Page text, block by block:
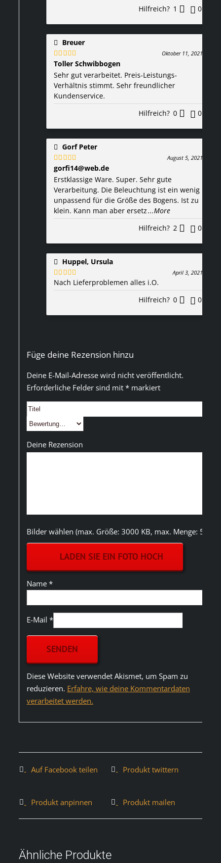
Hilfreich? 1 0
Breuer
Bewertet
Oktober 11, 2021
Toller Schwibbogen
Sehr gut verarbeitet. Preis-Leistungs-
Verhältnis stimmt. Sehr freundlicher
Kundenservice.
Hilfreich? 0 0
Gorf Peter
Bewertet
mit
August 5, 2021
gorfi14@web.de
Erstklassige Ware. Super. Sehr gute
Verarbeitung. Die Beleuchtung ist ein wenig
unpassend für die Größe des Bogens. Ist zu
klein. Kann man aber ersetz...More
Hilfreich? 2 0
Huppel, Ursula
Bewertet
mit5von 5
April 3, 2021
Nach Lieferproblemen alles i.O.
Hilfreich? 0 0
Füge deine Rezension hinzu
Deine E-Mail-Adresse wird nicht veröffentlicht.
Erforderliche Felder sind mit *markiert
Deine Rezension
Bilder wählen (max. Größe: 3000 KB, max. Menge: 5)
LADEN SIE EIN FOTO HOCH
Name *
E-Mail *
Diese Website verwendet Akismet, um Spam zu
reduzieren. Erfahre, wie deine Kommentardaten
verarbeitet werden.
Auf Facebook teilen Produkt twittern
Produkt anpinnen Produkt mailen
Ähnliche Produkte